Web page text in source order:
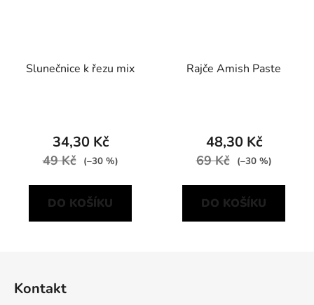
Slunečnice k řezu mix
34,30 Kč
49 Kč (–30 %)
DO KOŠÍKU
Rajče Amish Paste
48,30 Kč
69 Kč (–30 %)
DO KOŠÍKU
Kontakt